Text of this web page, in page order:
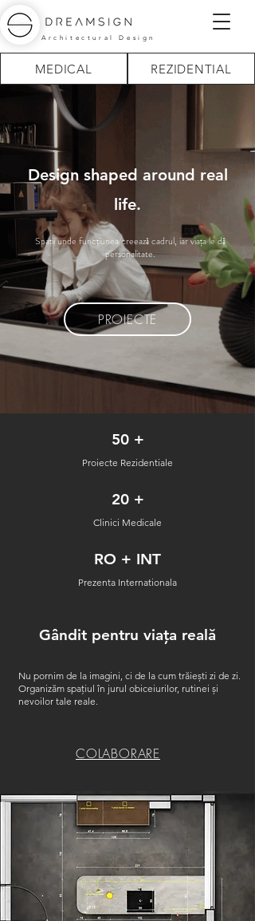
Architectural Design
MEDICAL REZIDENTIAL
Design shaped around real
life.
Spații unde funcțiunea creează cadrul, iar viața le dă
personalitate.
PROIECTE
50 +
Proiecte Rezidentiale
20 +
Clinici Medicale
RO + INT
Prezenta Internationala
Gândit pentru viața reală
Nu pornim de la imagini, ci de la cum trăiești zi de zi.
Organizăm spațiul în jurul obiceiurilor, rutinei și
nevoilor tale reale.
COLABORARE